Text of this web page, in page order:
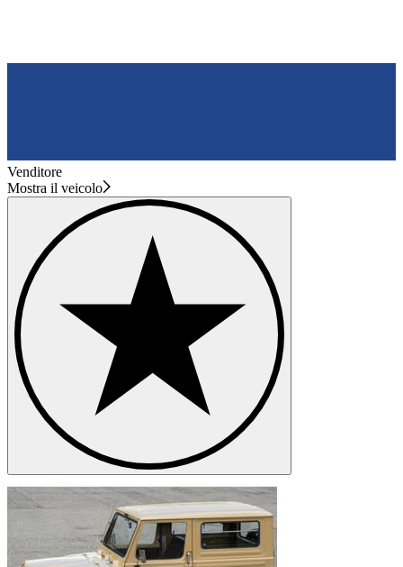
Venditore
Mostra il veicolo